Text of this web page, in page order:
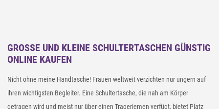
GROSSE UND KLEINE SCHULTERTASCHEN GÜNSTIG O
NLINE KAUFEN
Nicht ohne meine Handtasche! Frauen weltweit verzichten nur ungern auf
ihren wichtigsten Begleiter. Eine Schultertasche, die nah am Körper
getragen wird und meist nur über einen Trageriemen verfügt, bietet Platz